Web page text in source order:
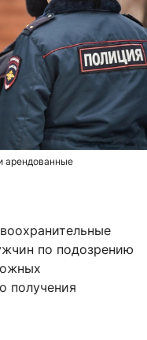
арендованные
по подозрению
получения